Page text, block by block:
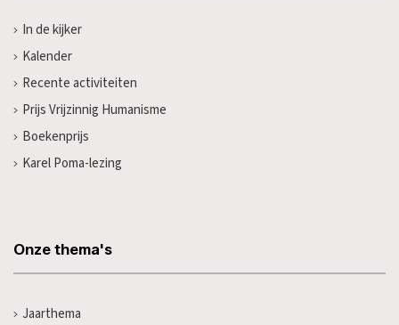
In de kijker
Kalender
Recente activiteiten
Prijs Vrijzinnig Humanisme
Boekenprijs
Karel Poma-lezing
Onze thema's
Jaarthema